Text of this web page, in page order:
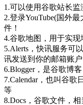
1.可以使用谷歌站长监
2.登录YouTube(国外
件！
4.谷歌地图，用于实现
5.Alerts，快讯服务可
讯发送到你的邮箱账户
6.Blogger，是谷歌博
7.Calendar，也叫谷
等
8.Docs，谷歌文件，